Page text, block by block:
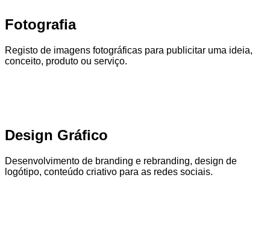
Fotografia
Registo de imagens fotográficas para publicitar uma ideia,
conceito, produto ou serviço.
Design Gráfico
Desenvolvimento de branding e rebranding, design de
logótipo, conteúdo criativo para as redes sociais.